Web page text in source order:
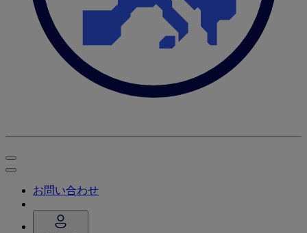
お問い合わせ